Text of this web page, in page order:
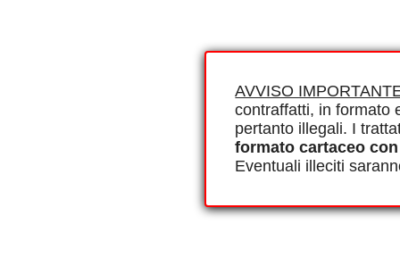
AVVISO
contraffatti, in formato
pertanto illegali. I
formato cartaceo
Eventuali illeciti